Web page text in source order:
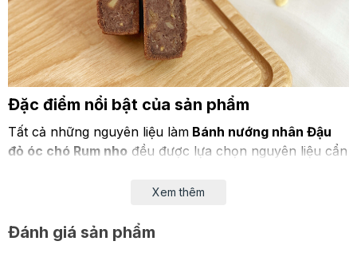
Đặc điểm nổi bật của sản phẩm
Tất cả những nguyên liệu làm Bánh nướng nhân Đậu
đỏ óc chó Rum nho đều được lựa chọn nguyên liệu cẩn
từ mật ong nên không hề bị ngọt gắt, rất dễ ăn phù hợp
Xem thêm
Đánh giá sản phẩm